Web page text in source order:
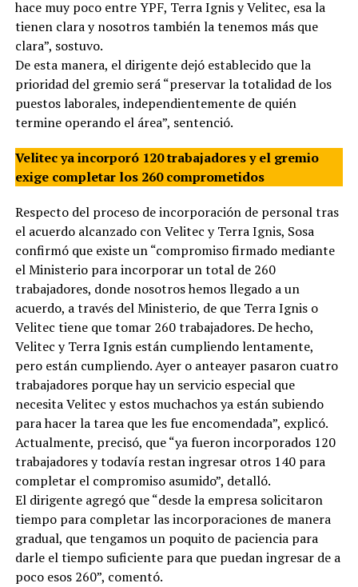
hace muy poco entre YPF, Terra Ignis y Velitec, esa la
tienen clara y nosotros también la tenemos más que
clara”, sostuvo.
De esta manera, el dirigente dejó establecido que la
prioridad del gremio será “preservar la totalidad de los
puestos laborales, independientemente de quién
termine operando el área”, sentenció.
Velitec ya incorporó 120 trabajadores y el gremio
exige completar los 260 comprometidos
Respecto del proceso de incorporación de personal tras
el acuerdo alcanzado con Velitec y Terra Ignis, Sosa
confirmó que existe un “compromiso firmado mediante
el Ministerio para incorporar un total de 260
trabajadores, donde nosotros hemos llegado a un
acuerdo, a través del Ministerio, de que Terra Ignis o
Velitec tiene que tomar 260 trabajadores. De hecho,
Velitec y Terra Ignis están cumpliendo lentamente,
pero están cumpliendo. Ayer o anteayer pasaron cuatro
trabajadores porque hay un servicio especial que
necesita Velitec y estos muchachos ya están subiendo
para hacer la tarea que les fue encomendada”, explicó.
Actualmente, precisó, que “ya fueron incorporados 120
trabajadores y todavía restan ingresar otros 140 para
completar el compromiso asumido”, detalló.
El dirigente agregó que “desde la empresa solicitaron
tiempo para completar las incorporaciones de manera
gradual, que tengamos un poquito de paciencia para
darle el tiempo suficiente para que puedan ingresar de a
poco esos 260”, comentó.